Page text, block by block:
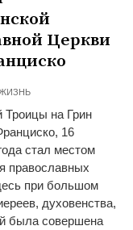
Церкви
Троицы на Грин
16
стал местом
православных
при большом
духовенства,
была совершена